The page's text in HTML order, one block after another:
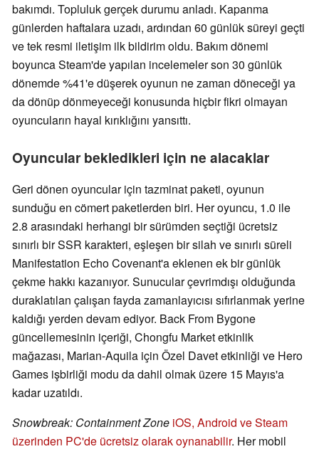
bakımdı. Topluluk gerçek durumu anladı. Kapanma
günlerden haftalara uzadı, ardından 60 günlük süreyi geçti
ve tek resmi iletişim ilk bildirim oldu. Bakım dönemi
boyunca Steam'de yapılan incelemeler son 30 günlük
dönemde %41'e düşerek oyunun ne zaman döneceği ya
da dönüp dönmeyeceği konusunda hiçbir fikri olmayan
oyuncuların hayal kırıklığını yansıttı.
Oyuncular bekledikleri için ne alacaklar
Geri dönen oyuncular için tazminat paketi, oyunun
sunduğu en cömert paketlerden biri. Her oyuncu, 1.0 ile
2.8 arasındaki herhangi bir sürümden seçtiği ücretsiz
sınırlı bir SSR karakteri, eşleşen bir silah ve sınırlı süreli
Manifestation Echo Covenant'a eklenen ek bir günlük
çekme hakkı kazanıyor. Sunucular çevrimdışı olduğunda
duraklatılan çalışan fayda zamanlayıcısı sıfırlanmak yerine
kaldığı yerden devam ediyor. Back From Bygone
güncellemesinin içeriği, Chongfu Market etkinlik
mağazası, Marian-Aquila için Özel Davet etkinliği ve Hero
Games işbirliği modu da dahil olmak üzere 15 Mayıs'a
kadar uzatıldı.
Snowbreak: Containment Zone iOS, Android ve Steam
üzerinden PC'de ücretsiz olarak oynanabilir. Her mobil